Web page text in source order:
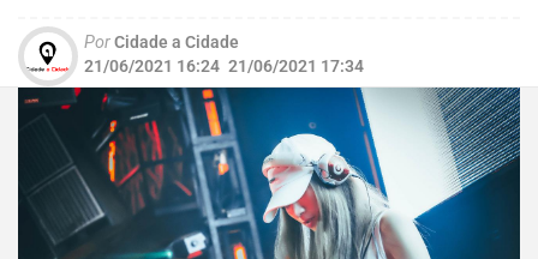
PorCidade a Cidade
21/06/2021 16:24 21/06/2021 17:34